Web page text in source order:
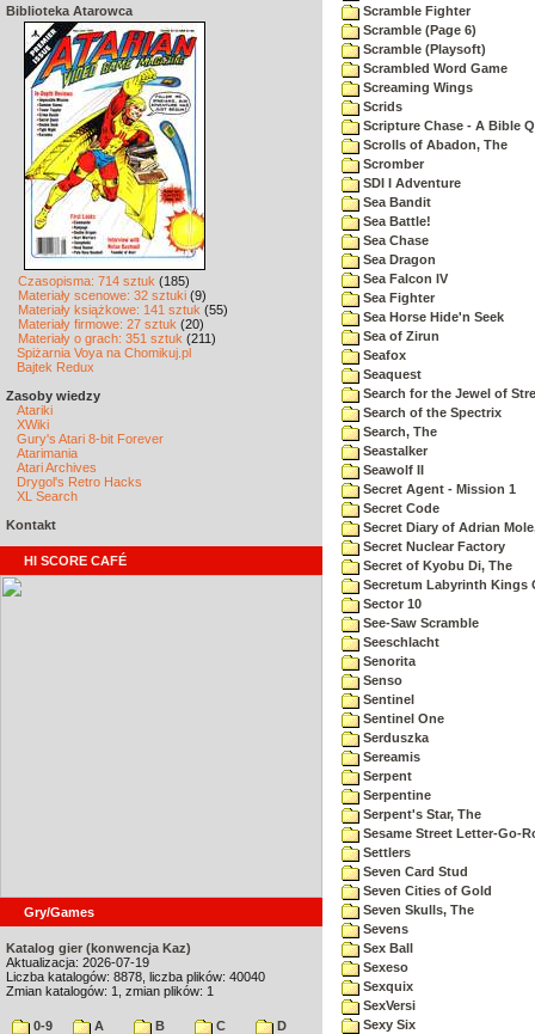
Biblioteka Atarowca
Czasopisma: 714 sztuk (185)
Materiały scenowe: 32 sztuki (9)
Materiały książkowe: 141 sztuk (55)
Materiały firmowe: 27 sztuk (20)
Materiały o grach: 351 sztuk (211)
Spiżarnia Voya na Chomikuj.pl
Bajtek Redux
Zasoby wiedzy
Atariki
XWiki
Gury's Atari 8-bit Forever
Atarimania
Atari Archives
Drygol's Retro Hacks
XL Search
Kontakt
HI SCORE CAFÉ
Gry/Games
Katalog gier (konwencja Kaz)
Aktualizacja: 2026-07-19
Liczba katalogów: 8878, liczba plików: 40040
Zmian katalogów: 1, zmian plików: 1
0-9 A B C
D
Scramble Fighter
Scramble (Page 6)
Scramble (Playsoft)
Scrambled Word Game
Screaming Wings
Scrids
Scripture Chase - A Bible
Scrolls of Abadon, The
Scromber
SDI I Adventure
Sea Bandit
Sea Battle!
Sea Chase
Sea Dragon
Sea Falcon IV
Sea Fighter
Sea Horse Hide'n Seek
Sea of Zirun
Seafox
Seaquest
Search for the Jewel of
Search of the Spectrix
Search, The
Seastalker
Seawolf II
Secret Agent - Mission 1
Secret Code
Secret Diary of Adrian
Secret Nuclear Factory
Secret of Kyobu Di, The
Secretum Labyrinth Kings
Sector 10
See-Saw Scramble
Seeschlacht
Senorita
Senso
Sentinel
Sentinel One
Serduszka
Sereamis
Serpent
Serpentine
Serpent's Star, The
Sesame Street Letter-Go-
Settlers
Seven Card Stud
Seven Cities of Gold
Seven Skulls, The
Sevens
Sex Ball
Sexeso
Sexquix
SexVersi
Sexy Six